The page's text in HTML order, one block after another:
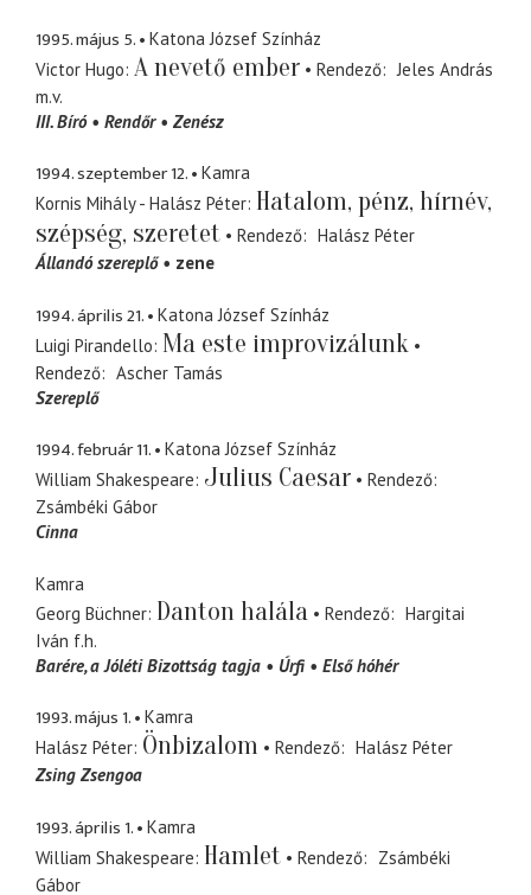
1995. május 5.
Katona József Színház
Victor Hugo A nevető ember Rendező
Jeles András
m.v.
III. Bíró
Rendőr Zenész
1994. szeptember 12.
Kamra
Kornis Mihály - Halász Péter Hatalom, pénz, hírnév,
szépség, szeretet
Rendező
Halász Péter
Állandó szereplő
zene
1994. április 21.
Katona József Színház
Luigi Pirandello Ma este improvizálunk
Rendező
Ascher Tamás
Szereplő
1994. február 11.
Katona József Színház
William Shakespeare Julius Caesar
Rendező
Zsámbéki Gábor
Cinna
Kamra
Georg Büchner Danton halála Rendező
Hargitai
Iván f.h.
Barére a Jóléti Bizottság tagja Úrfi Első hóhér
1993. május 1.
Kamra
Halász Péter Önbizalom Rendező
Halász Péter
Zsing Zsengoa
1993. április 1.
Kamra
William Shakespeare Hamlet Rendező
Zsámbéki
Gábor